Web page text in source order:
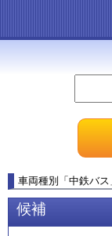
車両種別 「 中鉄バス
候補